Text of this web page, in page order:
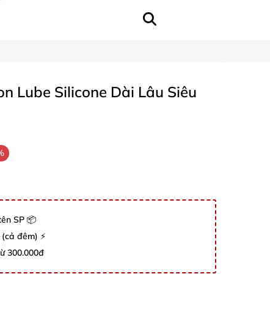
Lube Silicone Dài Lâu Siêu
SP 📦
đêm) ⚡
300.000đ